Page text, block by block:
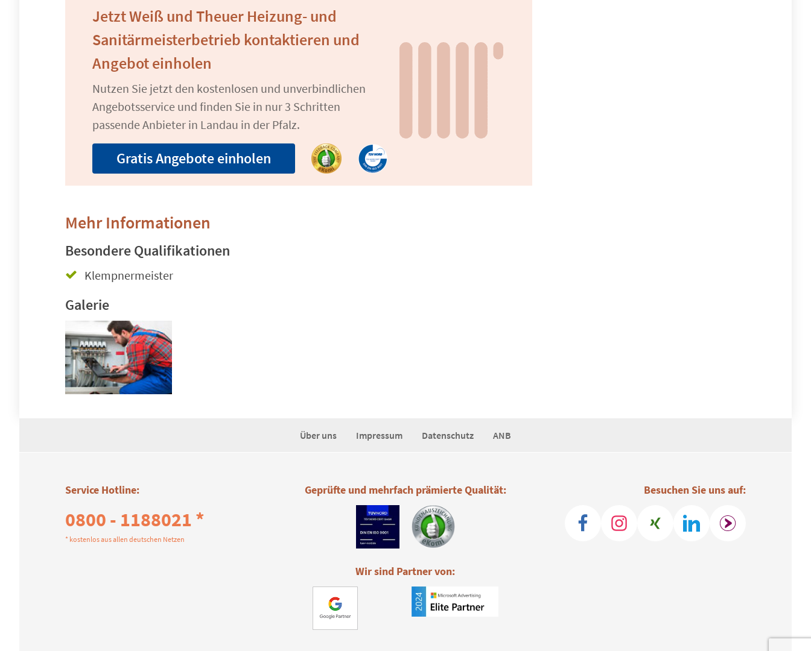
Jetzt Weiß und Theuer Heizung- und
Sanitärmeisterbetrieb kontaktieren und
Angebot einholen
Nutzen Sie jetzt den kostenlosen und unverbindlichen
Angebotsservice und finden Sie in nur 3 Schritten
passende Anbieter in Landau in der Pfalz.
Gratis Angebote einholen
Mehr Informationen
Besondere Qualifikationen
Klempnermeister
Galerie
Über uns Impressum Datenschutz ANB
Service Hotline:
0800 - 1188021 *
* kostenlos aus allen deutschen Netzen
Besuchen Sie uns auf:
Geprüfte und mehrfach prämierte Qualität:
Wir sind Partner von: